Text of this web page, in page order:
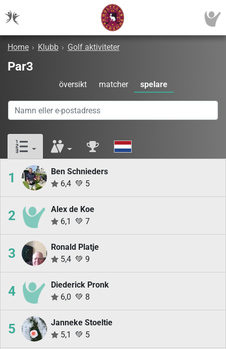
Home › Klubb › Golf aktiviteter
Par3
översikt matcher spelare
1
Ben Schnieders
6,4 💚 5
2
Alex de Koe
6,1
💚 7
3
Ronald Platje
5,4 💚 9
4
Diederick Pronk
6,0 💚 8
5
Janneke Stoeltie
5,1
💚 5